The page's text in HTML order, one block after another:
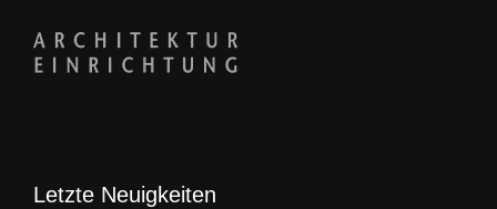
Letzte Neuigkeiten